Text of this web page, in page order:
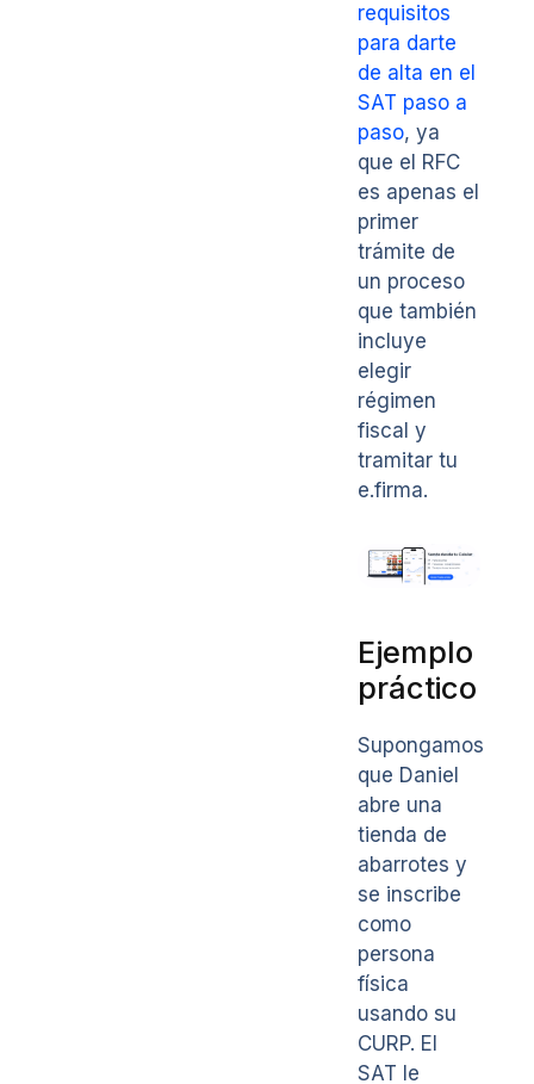
requisitos
para darte
de alta en el
SAT paso a
paso, ya
que el RFC
es apenas el
primer
trámite de
un proceso
que también
incluye
elegir
régimen
fiscal y
tramitar tu
e.firma.
Ejemplo
práctico
Supongamos
que Daniel
abre una
tienda de
abarrotes y
se inscribe
como
persona
física
usando su
CURP. El
SAT le